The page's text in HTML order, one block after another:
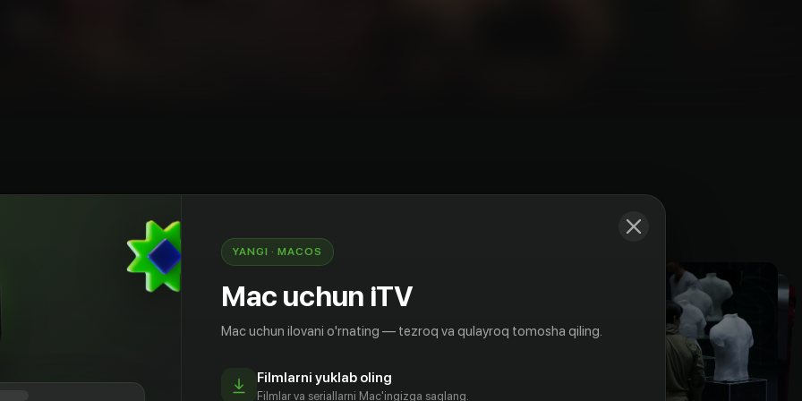
сто участников в отличной
за звание лучшего и денежное
YANGI · MACOS
Mac uchun iTV
Mac uchun ilovani o'rnating — tezroq va qulayroq tomosha qiling.
Filmlarni yuklab oling
Filmlar va seriallarni Mac'ingizga saqlang.